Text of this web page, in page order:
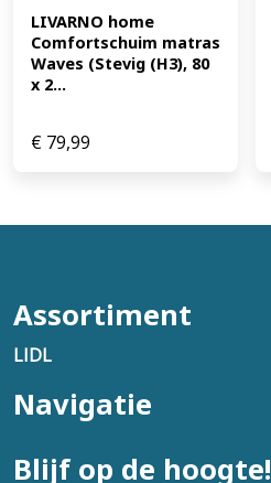
LIVARNO home
Comfortschuim matras
Waves (Stevig (H3), 80
x 2...
€ 79,99
Assortiment
LIDL
Navigatie
Blijf op de hoogte!